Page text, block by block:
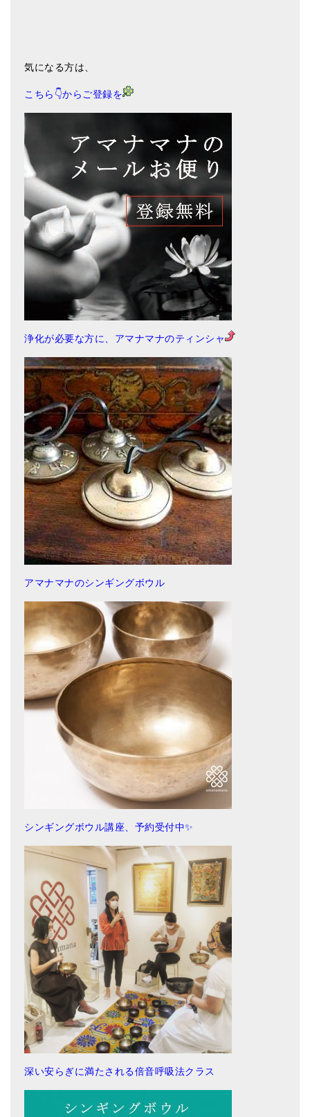
気になる方は、
こちら👇からご登録を
浄化が必要な方に、アマナマナのティンシャ
アマナマナのシンギングボウル
シンギングボウル講座、予約受付中✨
深い安らぎに満たされる倍音呼吸法クラス